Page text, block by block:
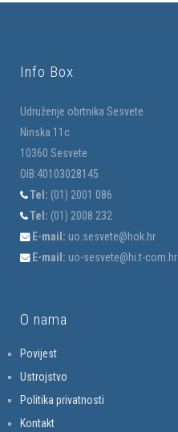
Info Box
Udruženje obrtnika Sesvete
Ninska 11c
10360 Sesvete
OIB:40103028145
Tel: (01) 2001 086
Tel: (01) 2008 232
E-mail: uo.sesvete@hok.hr
E-mail: uo-sesvete@hi.t-com.hr
O nama
Povijest
Ustrojstvo
Politika privatnosti
Kontakt